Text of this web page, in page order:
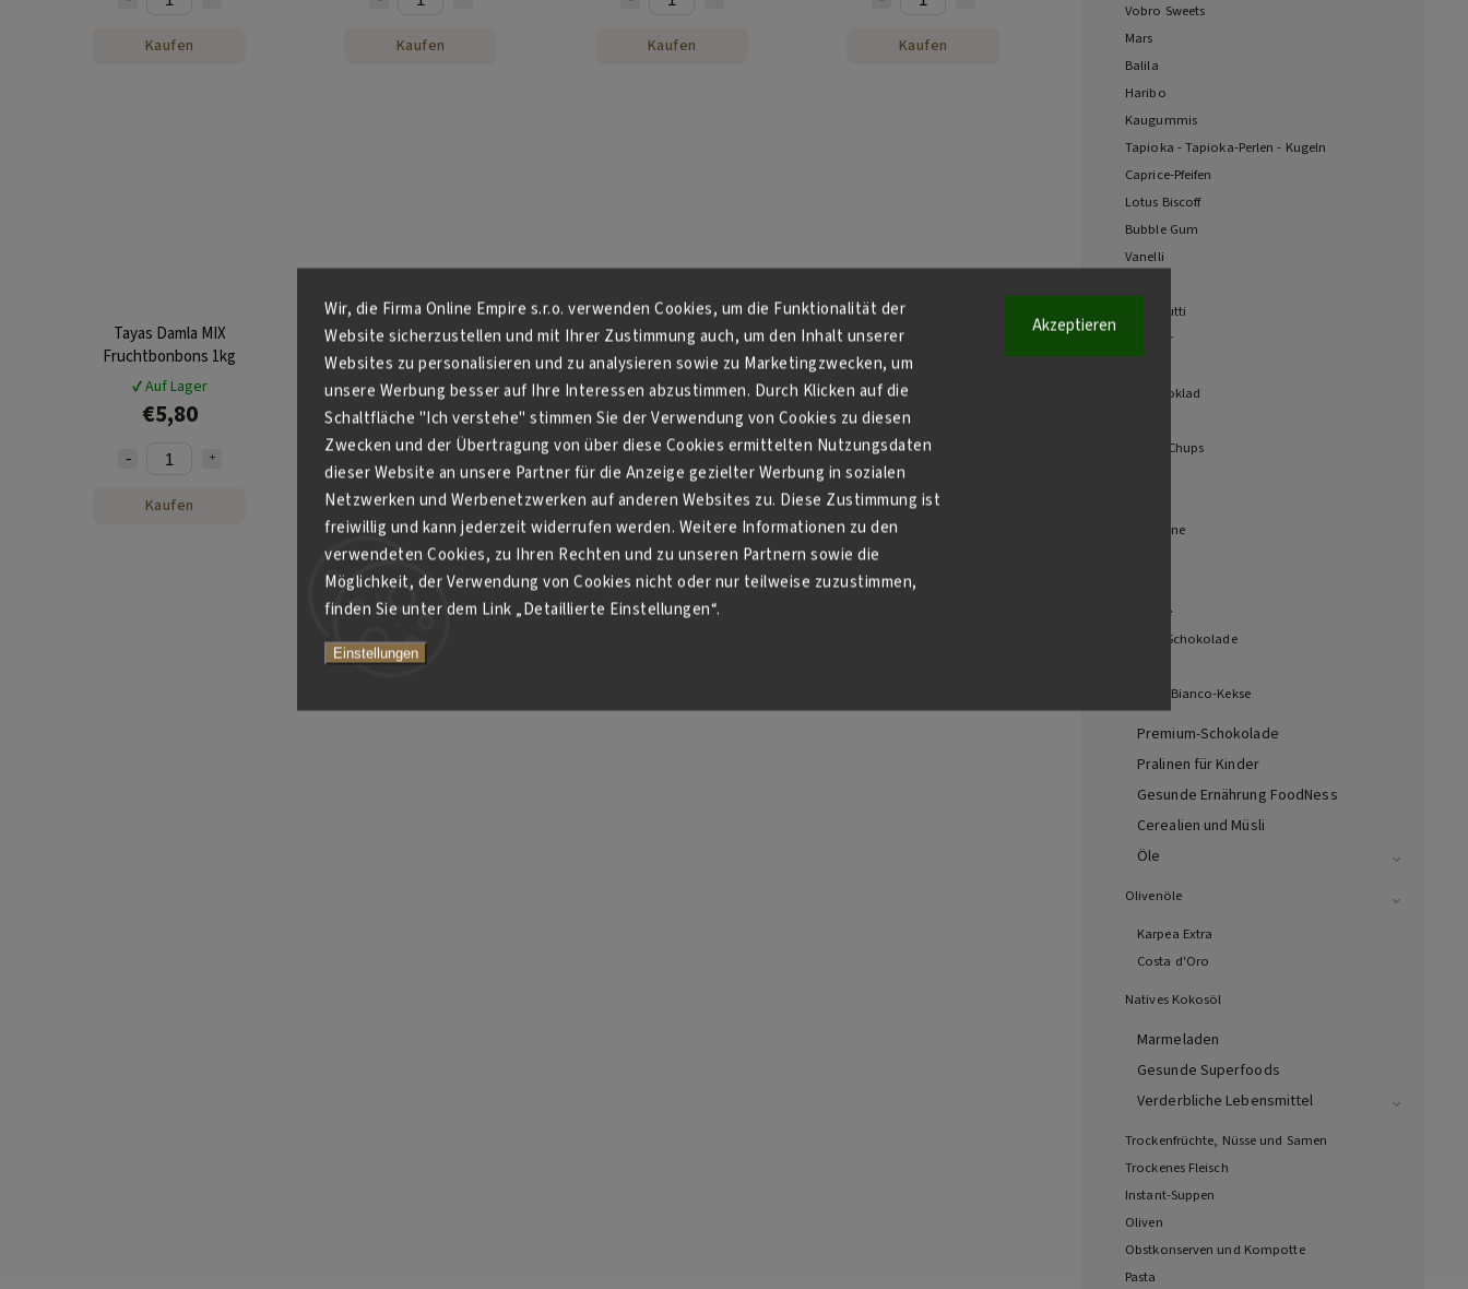
Wir, die Firma Online Empire s.r.o. verwenden Cookies, um die Funktionalität der
Website sicherzustellen und mit Ihrer Zustimmung auch, um den Inhalt unserer
Websites zu personalisieren und zu analysieren sowie zu Marketingzwecken, um
unsere Werbung besser auf Ihre Interessen abzustimmen. Durch Klicken auf die
Schaltfläche "Ich verstehe" stimmen Sie der Verwendung von Cookies zu diesen
Zwecken und der Übertragung von über diese Cookies ermittelten Nutzungsdaten
dieser Website an unsere Partner für die Anzeige gezielter Werbung in sozialen
Netzwerken und Werbenetzwerken auf anderen Websites zu. Diese Zustimmung ist
freiwillig und kann jederzeit widerrufen werden. Weitere Informationen zu den
verwendeten Cookies, zu Ihren Rechten und zu unseren Partnern sowie die
Möglichkeit, der Verwendung von Cookies nicht oder nur teilweise zuzustimmen,
finden Sie unter dem Link „Detaillierte Einstellungen“.
Einstellungen
Akzeptieren
Vobro Sweets
Mars
Balila
Haribo
Kaugummis
Tapioka - Tapioka-Perlen - Kugeln
Caprice-Pfeifen
Lotus Biscoff
Bubble Gum
Vanelli
Tutti Frutti
Loacker
Zlatý poklad
Chupa Chups
Panettone
Woogie
Witors Schokolade
Mulino-Bianco-Kekse
Premium-Schokolade
Pralinen für Kinder
Gesunde Ernährung FoodNess
Cerealien und Müsli
Öle
Olivenöle
Karpea Extra
Costa d'Oro
Natives Kokosöl
Marmeladen
Gesunde Superfoods
Verderbliche Lebensmittel
Trockenfrüchte, Nüsse und Samen
Trockenes Fleisch
Instant-Suppen
Oliven
Obstkonserven und Kompotte
Pasta
Kaufen Kaufen Kaufen Kaufen
Tayas Damla MIX
Fruchtbonbons 1kg
✔ Auf Lager
€5,80
Kaufen
Tayas Damla Coffee
Kaffeebonbons 1kg
✔ Auf Lager
€5,80
Kaufen
Kaffeebonbons Tayas Coffee
Intense 90g
✔ Auf Lager
€0,67
Kaufen
Kaffeebonbons Tayas Coffee
Intense 1kg
✔ Auf Lager
€5,80
Kaufen